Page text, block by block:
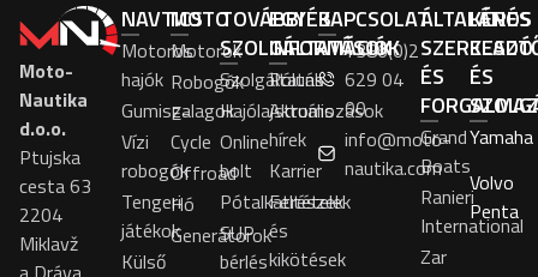
Moto-
Nautika
d.o.o.
Ptujska
cesta 63
2204
Miklavž
NAVTICS
Motoros
hajók
Gumiszalagok
Vízi
robogók
Tengeri
játékok
Külső
MOTO
Motorok
Robogók
E-
Cycle
Offroad
Hó
Generátorok
TOVÁBBI
SZOLGÁLTATÁSOK
Szolgáltatás
Hajólajstromozások
Online
bolt
Pótalkatrészek
SUP
bérlés
EGYÉB
INFORMÁCIÓK
Rólunk
Aktuális
hírek
Karrier
Feltételek
és
kikötések
KAPCSOLAT
+386(0)2
629 04
00
info@moto-
nautika.com
ÁLTALÁNOS
ÉS
Grand
Boats
Ranieri
International
Zar
KÉRÉS
ELADÓ
ÉS
Yamaha
Volvo
Penta